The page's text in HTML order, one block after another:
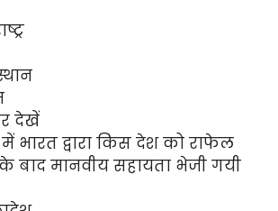
देखें
में भारत द्वारा किस देश को राफेल
बाद मानवीय सहायता भेजी गयी